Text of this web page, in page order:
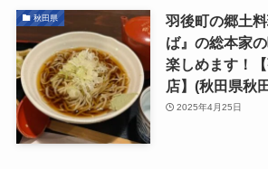
秋田県
羽後町の郷土
ば』の総本家
楽しめます！
店】(秋田県秋
2025年4月25日